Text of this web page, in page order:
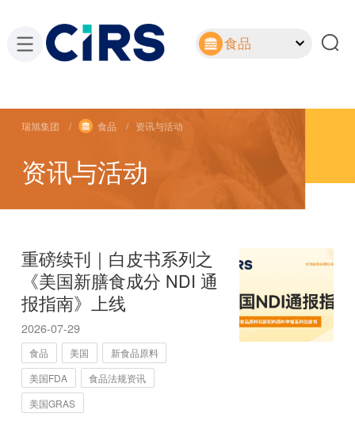
食品
瑞旭集团 食品 资讯与活动
资讯与活动
重磅续刊｜白皮书系列之
《美国新膳食成分 NDI 通
报指南》上线
2026-07-29
食品 美国
新食品原料
美国FDA
食品法规资讯
美国GRAS